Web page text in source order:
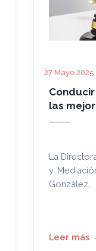
27 Mayo 2025
las
La
y
proceso